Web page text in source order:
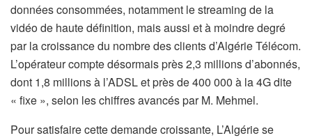
données consommées, notamment le streaming de la
vidéo de haute définition, mais aussi et à moindre degré
par la croissance du nombre des clients d’Algérie Télécom.
L’opérateur compte désormais près 2,3 millions d’abonnés,
dont 1,8 millions à l’ADSL et près de 400 000 à la 4G dite
« fixe », selon les chiffres avancés par M. Mehmel.
Pour satisfaire cette demande croissante, L’Algérie se